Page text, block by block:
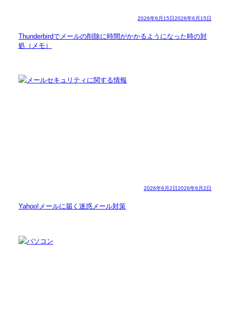
2026年6月15日2026年6月15日
Thunderbirdでメールの削除に時間がかかるようになった時の対
処（メモ）
2026年6月2日2026年6月2日
Yahoo!メールに届く迷惑メール対策